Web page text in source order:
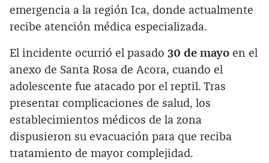
emergencia a la región Ica, donde actualmente
recibe atención médica especializada.
El incidente ocurrió el pasado 30 de mayo en el
anexo de Santa Rosa de Acora, cuando el
adolescente fue atacado por el reptil. Tras
presentar complicaciones de salud, los
establecimientos médicos de la zona
dispusieron su evacuación para que reciba
tratamiento de mayor complejidad.